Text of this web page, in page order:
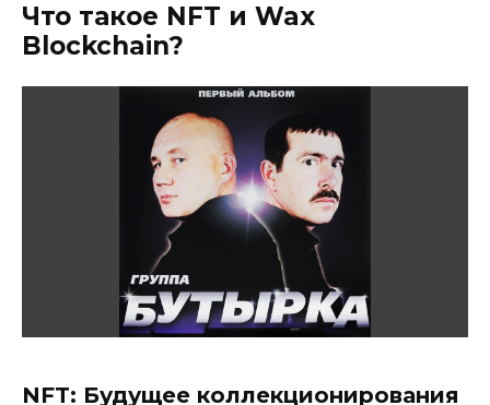
Что такое NFT и Wax
Blockchain?
NFT: Будущее коллекционирования